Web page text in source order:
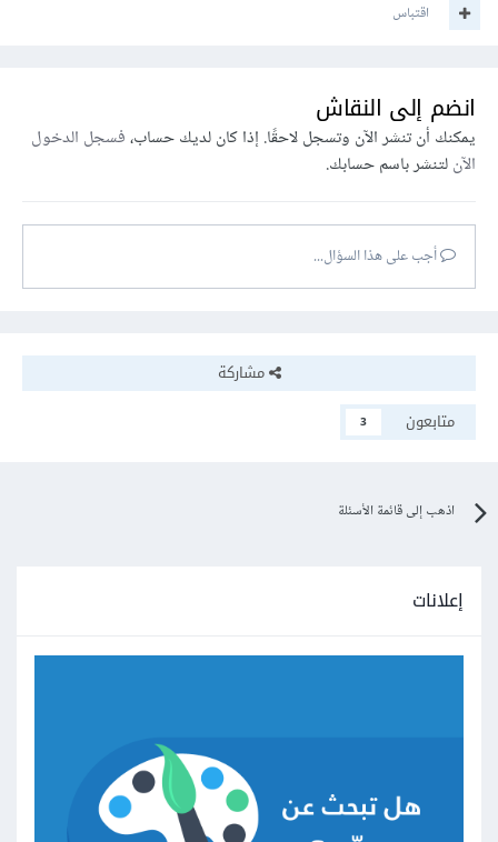
اقتباس
انضم إلى النقاش
يمكنك أن تنشر الآن وتسجل لاحقًا. إذا كان لديك حساب،فسجل الدخول
الآنلتنشر باسم حسابك.
أجب على هذا السؤال...
مشاركة
متابعون
3
اذهب إلى قائمة الأسئلة
إعلانات